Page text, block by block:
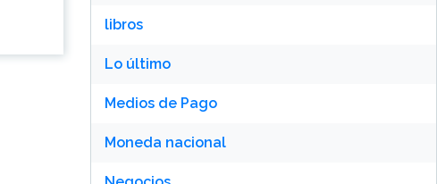
libros
Lo último
Medios de Pago
Moneda nacional